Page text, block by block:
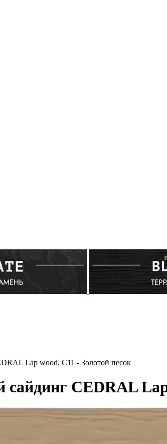
Lap wood, C11 - Золотой песок
CEDRAL